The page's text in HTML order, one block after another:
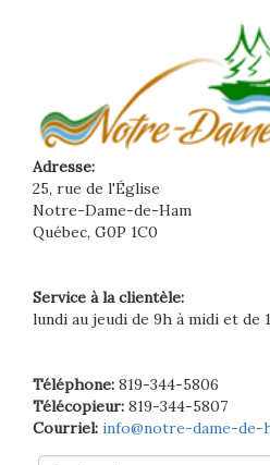
Adresse:
25, rue de l'Église
Notre-Dame-de-Ham
Québec, G0P 1C0
Service à la clientèle:
lundi au jeudi de 9h à midi et de
Téléphone: 819-344-5806
Télécopieur: 819-344-5807
Courriel: info@notre-dame-de-